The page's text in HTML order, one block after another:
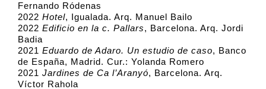
Fernando Ródenas
2022 Hotel, Igualada. Arq. Manuel Bailo
2022 Edificio en la c. Pallars, Barcelona. Arq. Jordi
Badia
2021 Eduardo de Adaro. Un estudio de caso, Banco
de España, Madrid. Cur.: Yolanda Romero
2021 Jardines de Ca l’Aranyó, Barcelona. Arq.
Víctor Rahola